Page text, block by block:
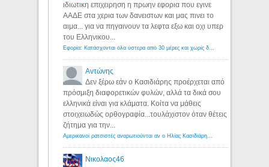
ιδιωτικη επιχειρηση η πρωην εφορια που εγινε
ΑΑΔΕ στα χερια των δανειστων και μας πινει το
αιμα... για να πηγαινουν τα λεφτα εξω και οχι υπερ
του Ελληνικου...
Εφορία: Κατάσχονται όλα ύστερα από 30 μέρες και χωρίς δικαστικές αποφάσεις - Λόγιος Ερμής
Αντώνης
Δεν ξέρω εάν ο Κασιδιάρης προέρχεται από
πρόσμιξη διαφορετικών φυλών, αλλά τα δικά σου
ελληνικά είναι για κλάματα. Κοίτα να μάθεις
στοιχειωδώς ορθογραφία...τουλάχιστον όταν θέτεις
ζήτημα για την...
Αμερικανοί ρατσιστές αναρωτιούνται αν ο Ηλίας Κασιδιάρης ανήκει στη λευκή φυλή... - Λόγιος Ερμής
Νικολαος46